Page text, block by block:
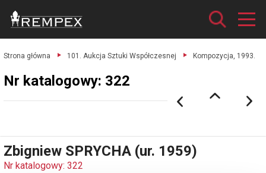
Strona główna 101. Aukcja Sztuki Współczesnej Kompozycja, 1993.
Nr katalogowy: 322
Zbigniew SPRYCHA (ur. 1959)
Nr katalogowy: 322